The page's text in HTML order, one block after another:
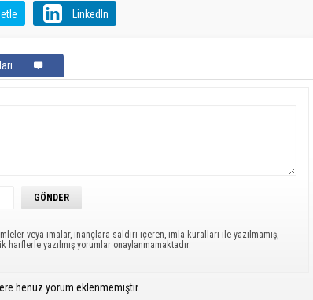
LinkedIn
veya imalar, inançlara saldırı içeren, imla kuralları ile yazılmamış,
harflerle yazılmış yorumlar onaylanmamaktadır.
henüz yorum eklenmemiştir.